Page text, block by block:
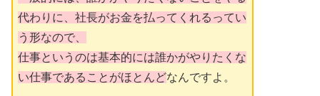
代わりに、社長がお金を払ってくれるってい
う形なので、
仕事というのは基本的には誰かがやりたくな
い仕事であることがほとんどなんですよ。